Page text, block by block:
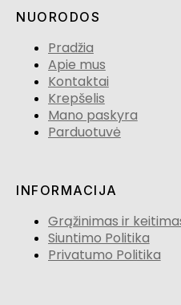
NUORODOS
Pradžia
Apie mus
Kontaktai
Krepšelis
Mano paskyra
Parduotuvė
INFORMACIJA
Grąžinimas ir
Siuntimo Politika
Privatumo Politika